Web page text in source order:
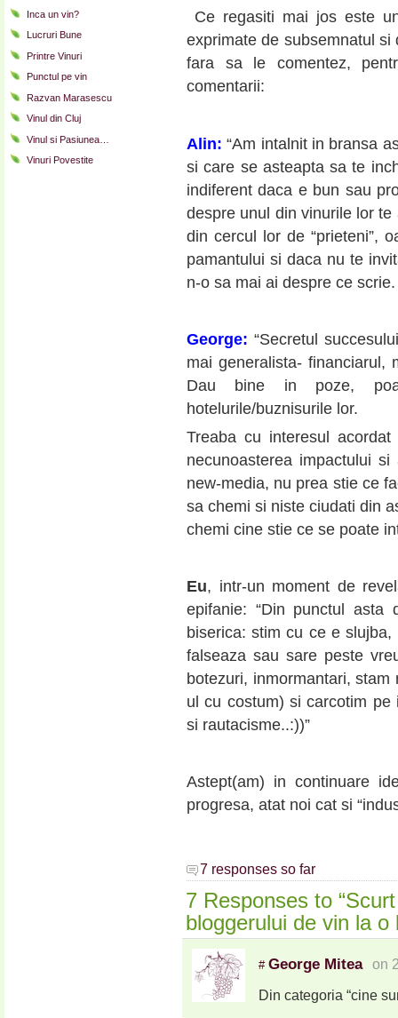
Inca un vin?
Lucruri Bune
Printre Vinuri
Punctul pe vin
Razvan Marasescu
Vinul din Cluj
Vinul si Pasiunea…
Vinuri Povestite
Ce regasiti mai jos este
exprimate de subsemnatul
fara sa le comentez,
comentarii:
Alin: “Am intalnit in bransa
si care se asteapta sa te
indiferent daca e bun sau
despre unul din vinurile lor
din cercul lor de “prieteni”,
pamantului si daca nu te
n-o sa mai ai despre ce
George: “Secretul
mai generalista- financiarul,
Dau bine in poze,
hotelurile/buznisurile lor.
Treaba cu interesul
necunoasterea impactului
new-media, nu prea stie ce
sa chemi si niste ciudati din
chemi cine stie ce se poate
Eu, intr-un moment de
epifanie: “Din punctul
biserica: stim cu ce e
falseaza sau sare peste
botezuri, inmormantari,
ul cu costum) si carcotim
si rautacisme..:))”
Astept(am) in continuare
progresa, atat noi cat si
7 responses so far
7 Responses to
bloggerului de vin la o
# George Mitea on
Din categoria “cine